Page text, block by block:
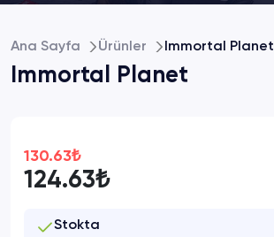
Ana Sayfa Ürünler Immortal Planet
Immortal Planet
130.63₺
124.63₺
Stokta